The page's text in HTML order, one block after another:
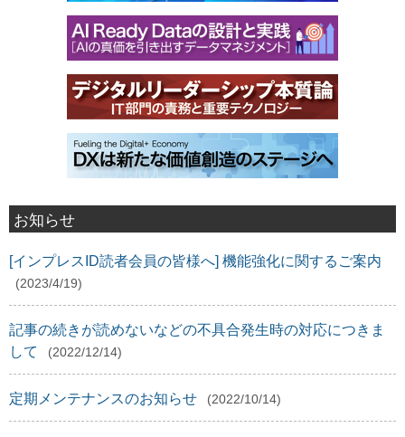
お知らせ
[インプレスID読者会員の皆様へ] 機能強化に関するご案内
(2023/4/19)
記事の続きが読めないなどの不具合発生時の対応につきま
して
(2022/12/14)
定期メンテナンスのお知らせ (2022/10/14)